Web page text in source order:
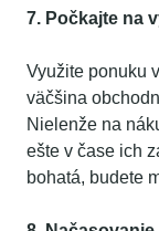
7. Počkajte na
Využite ponuku
väčšina
Nielenže na
ešte v čase ich
bohatá, budete